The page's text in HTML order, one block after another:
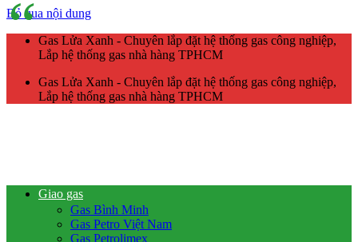
Bỏ qua nội dung
Gas Lửa Xanh - Chuyên lắp đặt hệ thống gas công nghiệp,
Lắp hệ thống gas nhà hàng TPHCM
Gas Lửa Xanh - Chuyên lắp đặt hệ thống gas công nghiệp,
Lắp hệ thống gas nhà hàng TPHCM
Giao gas
Gas Bình Minh
Gas Petro Việt Nam
Gas Petrolimex